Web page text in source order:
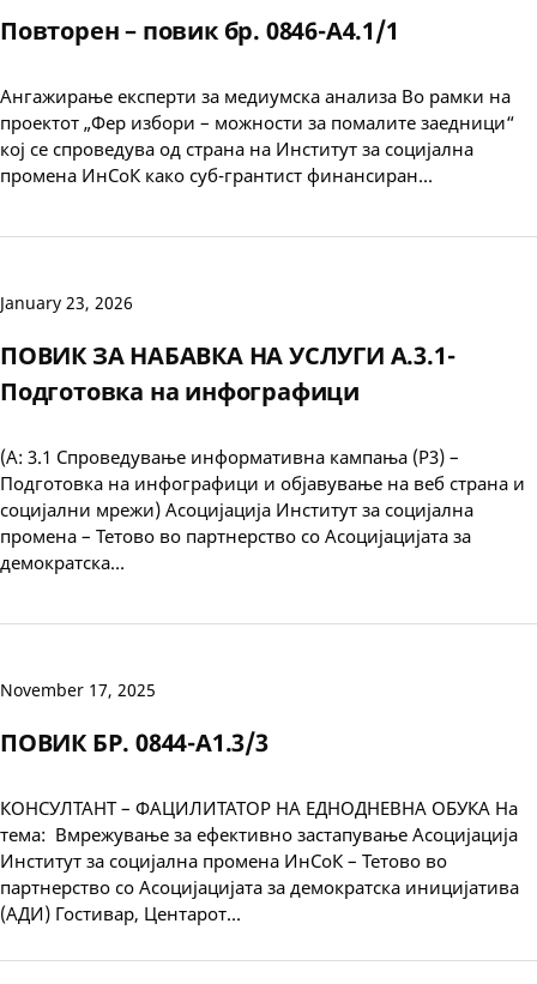
Повторен – повик бр. 0846-А4.1/1
Ангажирање експерти за медиумска анализа Во рамки на
проектот „Фер избори – можности за помалите заедници“
кој се спроведува од страна на Институт за социјална
промена ИнСоК како суб-грантист финансиран…
January 23, 2026
ПОВИК ЗА НАБАВКА НА УСЛУГИ А.3.1-
Подготовка на инфографици
(А: 3.1 Спроведување информативна кампања (Р3) –
Подготовка на инфографици и објавување на веб страна и
социјални мрежи) Асоцијација Институт за социјална
промена – Тетово во партнерство со Асоцијацијата за
демократска…
November 17, 2025
ПОВИК БР. 0844-А1.3/3
КОНСУЛТАНТ – ФАЦИЛИТАТОР НА ЕДНОДНЕВНА ОБУКА На
тема: Вмрежување за ефективно застапување Асоцијација
Институт за социјална промена ИнСоК – Тетово во
партнерство со Асоцијацијата за демократска иницијатива
(АДИ) Гостивар, Центарот…